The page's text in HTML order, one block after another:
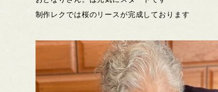
制作レクでは桜のリースが完成しております